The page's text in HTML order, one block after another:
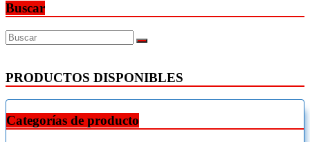
Buscar
PRODUCTOS DISPONIBLES
Categorías de producto